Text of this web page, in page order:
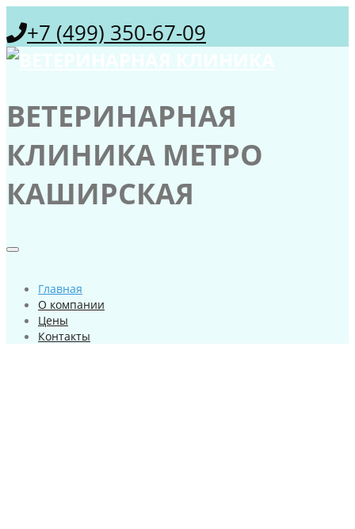
+7 (499) 350-67-09
ВЕТЕРИНАРНАЯ
КЛИНИКА МЕТРО
КАШИРСКАЯ
Главная
О компании
Цены
Контакты